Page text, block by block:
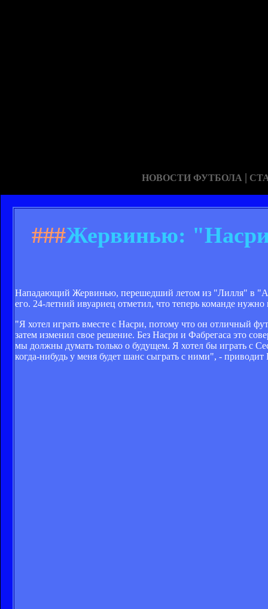
НОВОСТИ ФУТБОЛА |
###Жервинью: "Насри
Нападающий Жервинью, перешедший летом из "Лилля" в
его. 24-летний ивуариец отметил, что теперь команде нужно
"Я хотел играть вместе с Насри, потому что он отличный
затем изменил свое решение. Без Насри и Фабрегаса это
мы должны думать только о будущем. Я хотел бы играть с
когда-нибудь у меня будет шанс сыграть с ними", -